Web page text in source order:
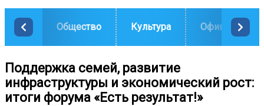
Общество Культура Официально
Поддержка семей, развитие
инфраструктуры и экономический рост:
итоги форума «Есть результат!»